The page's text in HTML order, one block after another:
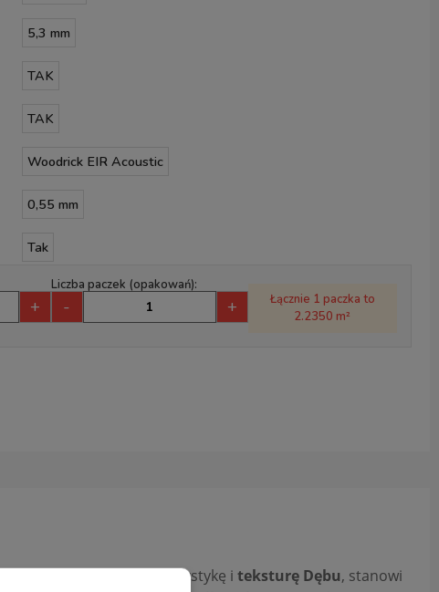
5,3 mm
TAK
TAK
Woodrick EIR Acoustic
0,55 mm
Tak
+
Liczba paczek (opakowań):
- +
Łącznie 1 paczka to
2.2350 m²
wyjątkową kolorystykę i teksturę Dębu, stanowi